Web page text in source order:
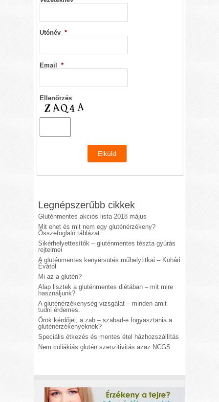
Utónév *
Email *
Ellenőrzés
Legnépszerűbb cikkek
Gluténmentes akciós lista 2018 május
Mit ehet és mit nem egy gluténérzékeny?
Összefoglaló táblázat.
Sikérhelyettesítők – gluténmentes tészta gyúrás
rejtelmei
A gluténmentes kenyérsütés műhelytitkai – Kohári
Évától
Mi az a glutén?
Alap lisztek a gluténmentes diétában – mit mire
használjunk?
A gluténérzékenység vizsgálat – minden amit
tudni érdemes.
Örök kérdőjel, a zab – szabad-e fogyasztania a
gluténérzékenyeknek?
Speciális étkezés és mentes étel házhozszállítás
Nem cöliákiás glutén szenzitivitás azaz NCGS